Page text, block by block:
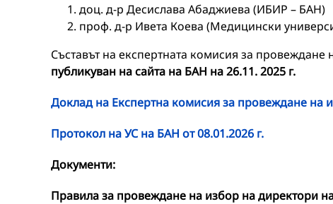
доц. д-р Десислава Абаджиева (ИБИР – БАН)
проф. д-р Ивета Коева (Медицински
Съставът на експертната комисия за
публикуван на сайта на БАН на 26.11. 2025 г.
Доклад на Експертна комисия за провеждане
Протокол на УС на БАН от 08.01.2026 г.
Документи:
Правила за провеждане на избор на директори